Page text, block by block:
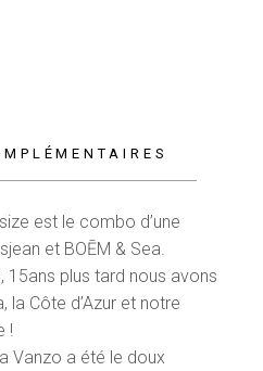
est le combo d’une
et BOĒM & Sea.
15ans plus tard nous avons
la Côte d’Azur et notre
!
Vanzo a été le doux